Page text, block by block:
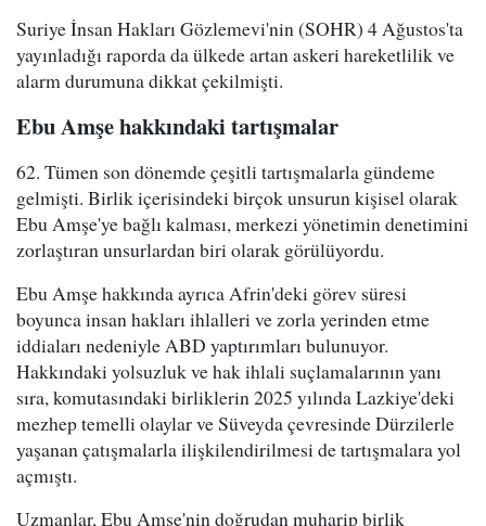
Suriye İnsan Hakları Gözlemevi'nin (SOHR) 4 Ağustos'ta
yayınladığı raporda da ülkede artan askeri hareketlilik ve
alarm durumuna dikkat çekilmişti.
Ebu Amşe hakkındaki tartışmalar
62. Tümen son dönemde çeşitli tartışmalarla gündeme
gelmişti. Birlik içerisindeki birçok unsurun kişisel olarak
Ebu Amşe'ye bağlı kalması, merkezi yönetimin denetimini
zorlaştıran unsurlardan biri olarak görülüyordu.
Ebu Amşe hakkında ayrıca Afrin'deki görev süresi
boyunca insan hakları ihlalleri ve zorla yerinden etme
iddiaları nedeniyle ABD yaptırımları bulunuyor.
Hakkındaki yolsuzluk ve hak ihlali suçlamalarının yanı
sıra, komutasındaki birliklerin 2025 yılında Lazkiye'deki
mezhep temelli olaylar ve Süveyda çevresinde Dürzilerle
yaşanan çatışmalarla ilişkilendirilmesi de tartışmalara yol
açmıştı.
Uzmanlar, Ebu Amşe'nin doğrudan muharip birlik